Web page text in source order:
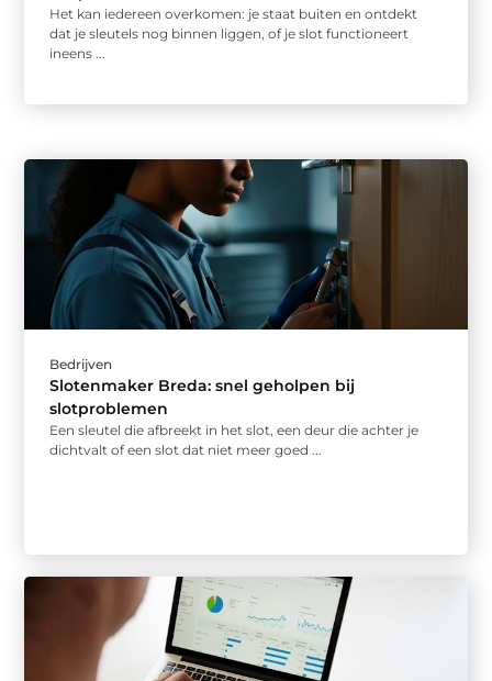
Het kan iedereen overkomen: je staat buiten en ontdekt
dat je sleutels nog binnen liggen, of je slot functioneert
ineens ...
Bedrijven
Slotenmaker Breda: snel geholpen bij
slotproblemen
Een sleutel die afbreekt in het slot, een deur die achter je
dichtvalt of een slot dat niet meer goed ...